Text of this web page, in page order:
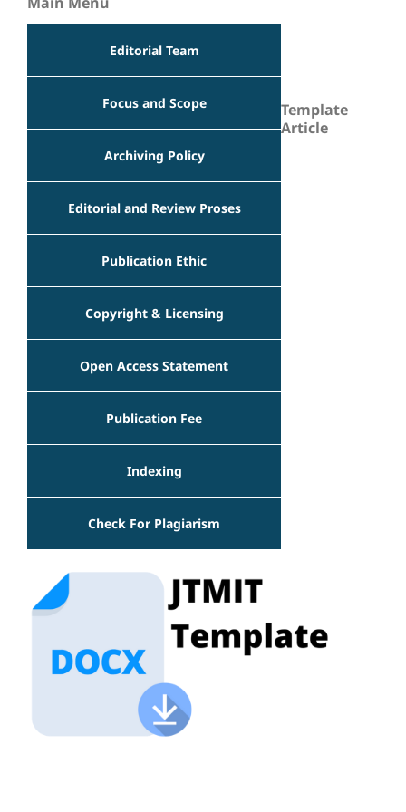
Editorial Team
Focus and Scope
Archiving Policy
Editorial and Review Proses
Publication Ethic
Copyright & Licensing
Open Access Statement
Publication Fee
Indexing
Check For Plagiarism
Template
Article